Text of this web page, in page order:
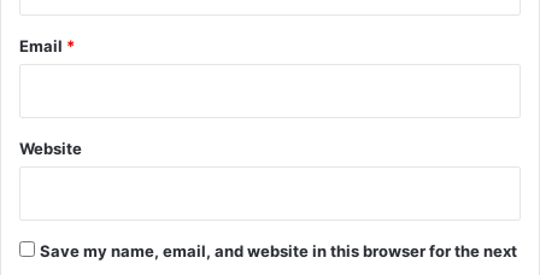
Email *
Website
Save my name, email, and website in this browser for the next